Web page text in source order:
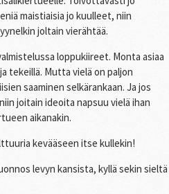
maistiaisia jo kuulleet, niin
joltain vierähtää.
loppukiireet. Monta asiaa
tekeillä. Mutta vielä on paljon
saaminen selkärankaan. Ja jos
joitain ideoita napsuu vielä ihan
aikanakin.
kevääseen itse kullekin!
levyn kansista, kyllä sekin sieltä